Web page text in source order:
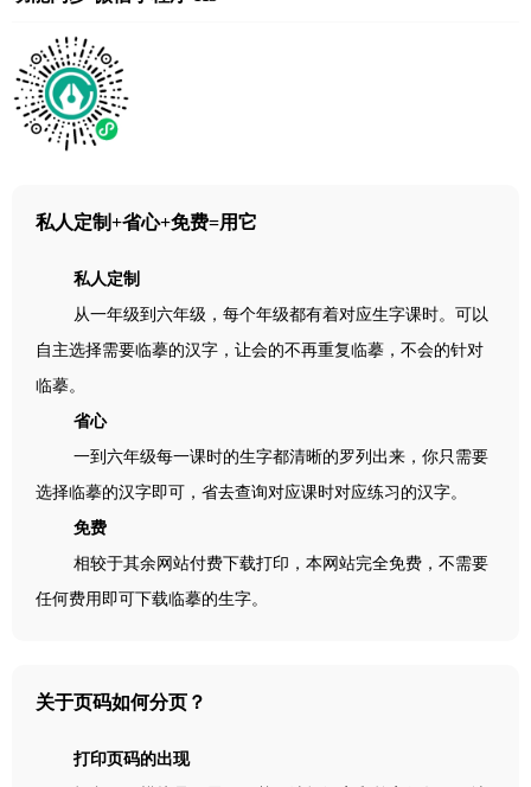
私人定制+省心+免费=用它
私人定制
从一年级到六年级，每个年级都有着对应生字课时。可以
自主选择需要临摹的汉字，让会的不再重复临摹，不会的针对
临摹。
省心
一到六年级每一课时的生字都清晰的罗列出来，你只需要
选择临摹的汉字即可，省去查询对应课时对应练习的汉字。
免费
相较于其余网站付费下载打印，本网站完全免费，不需要
任何费用即可下载临摹的生字。
关于页码如何分页？
打印页码的出现